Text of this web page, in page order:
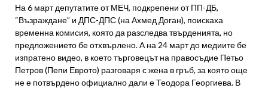
На 6 март депутатите от МЕЧ, подкрепени от ПП-ДБ,
“Възраждане” и ДПС-ДПС (на Ахмед Доган), поискаха
временна комисия, която да разследва твърденията, но
предложението бе отхвърлено. А на 24 март до медиите бе
изпратено видео, в което търговецът на правосъдие Петьо
Петров (Пепи Еврото) разговаря с жена в гръб, за която още
не е потвърдено официално дали е Теодора Георгиева. В